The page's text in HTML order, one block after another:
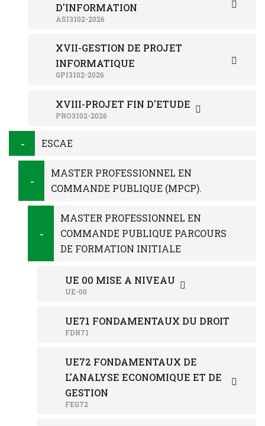
D'INFORMATION
ASI3102-2026
XVII-GESTION DE PROJET
INFORMATIQUE
GPI3102-2026
XVIII-PROJET FIN D'ETUDE
PRO3102-2026
ESCAE
MASTER PROFESSIONNEL EN
COMMANDE PUBLIQUE (MPCP).
MASTER PROFESSIONNEL EN
COMMANDE PUBLIQUE PARCOURS
DE FORMATION INITIALE
UE 00 MISE A NIVEAU
UE-00
UE71 FONDAMENTAUX DU DROIT
FDR71
UE72 FONDAMENTAUX DE
L’ANALYSE ECONOMIQUE ET DE
GESTION
FEG72